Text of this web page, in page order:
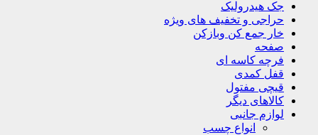
جک هیدرولیک
حراجی و تخفیف های ویژه
خار جمع کن وبازکن
صفحه
فرچه کاسه ای
قفل کمدی
قیچی مفتول
کالاهای دیگر
لوازم جانبی
انواع چسب